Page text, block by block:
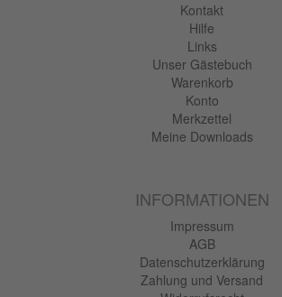
Kontakt
Hilfe
Links
Unser Gästebuch
Warenkorb
Konto
Merkzettel
Meine Downloads
INFORMATIONEN
Impressum
AGB
Datenschutzerklärung
Zahlung und Versand